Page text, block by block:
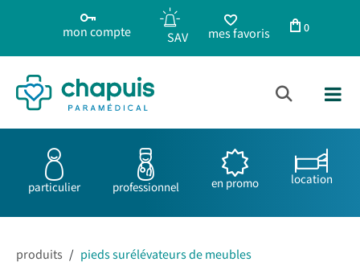
mon compte mes favoris 0
particulier professionnel en promo location
produits / pieds surélévateurs de meubles